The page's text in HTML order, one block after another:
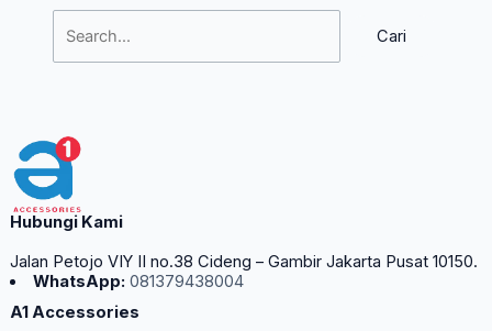
Hubungi Kami
Jalan Petojo VIY II no.38 Cideng – Gambir Jakarta Pusat 10150.
WhatsApp: 081379438004
A1 Accessories